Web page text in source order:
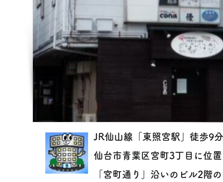
JR仙山線「東照宮駅」徒歩9分
仙台市青葉区宮町3丁目に位
「宮町通り」沿いのビル2階